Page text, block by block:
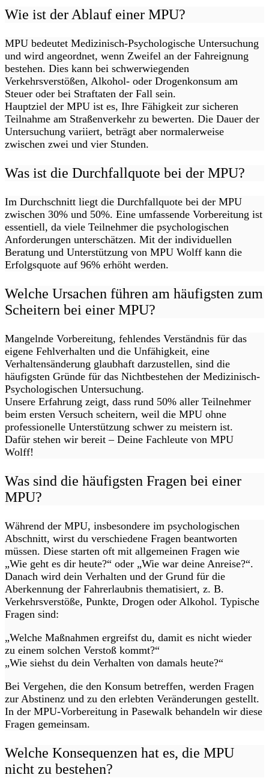
Wie ist der Ablauf einer MPU?
MPU bedeutet Medizinisch-Psychologische Untersuchung
und wird angeordnet, wenn Zweifel an der Fahreignung
bestehen. Dies kann bei schwerwiegenden
Verkehrsverstößen, Alkohol- oder Drogenkonsum am
Steuer oder bei Straftaten der Fall sein.
Hauptziel der MPU ist es, Ihre Fähigkeit zur sicheren
Teilnahme am Straßenverkehr zu bewerten. Die Dauer der
Untersuchung variiert, beträgt aber normalerweise
zwischen zwei und vier Stunden.
Was ist die Durchfallquote bei der MPU?
Im Durchschnitt liegt die Durchfallquote bei der MPU
zwischen 30% und 50%. Eine umfassende Vorbereitung ist
essentiell, da viele Teilnehmer die psychologischen
Anforderungen unterschätzen. Mit der individuellen
Beratung und Unterstützung von MPU Wolff kann die
Erfolgsquote auf 96% erhöht werden.
Welche Ursachen führen am häufigsten zum
Scheitern bei einer MPU?
Mangelnde Vorbereitung, fehlendes Verständnis für das
eigene Fehlverhalten und die Unfähigkeit, eine
Verhaltensänderung glaubhaft darzustellen, sind die
häufigsten Gründe für das Nichtbestehen der Medizinisch-
Psychologischen Untersuchung.
Unsere Erfahrung zeigt, dass rund 50% aller Teilnehmer
beim ersten Versuch scheitern, weil die MPU ohne
professionelle Unterstützung schwer zu meistern ist.
Dafür stehen wir bereit – Deine Fachleute von MPU
Wolff!
Was sind die häufigsten Fragen bei einer
MPU?
Während der MPU, insbesondere im psychologischen
Abschnitt, wirst du verschiedene Fragen beantworten
müssen. Diese starten oft mit allgemeinen Fragen wie
„Wie geht es dir heute?“ oder „Wie war deine Anreise?“.
Danach wird dein Verhalten und der Grund für die
Aberkennung der Fahrerlaubnis thematisiert, z. B.
Verkehrsverstöße, Punkte, Drogen oder Alkohol. Typische
Fragen sind:
„Welche Maßnahmen ergreifst du, damit es nicht wieder
zu einem solchen Verstoß kommt?“
„Wie siehst du dein Verhalten von damals heute?“
Bei Vergehen, die den Konsum betreffen, werden Fragen
zur Abstinenz und zu den erlebten Veränderungen gestellt.
In der MPU-Vorbereitung in Pasewalk behandeln wir diese
Fragen gemeinsam.
Welche Konsequenzen hat es, die MPU
nicht zu bestehen?